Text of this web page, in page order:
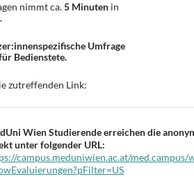
nimmt ca.5 Minuten in
Umfrage
Bedienstete.
zutreffenden Link:
Wien Studierende erreichen die
unter folgender URL:
campus.meduniwien.ac.at/med.campus/